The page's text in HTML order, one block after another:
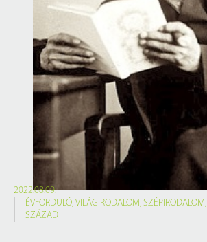
2022.08.09.
ÉVFORDULÓ, VILÁGIRODALOM, SZÉPIRODALOM,
SZÁZAD